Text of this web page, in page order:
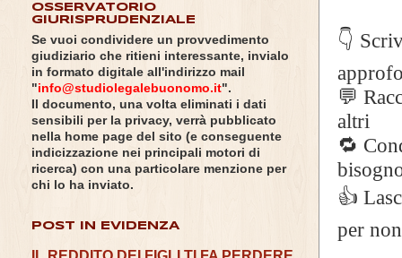
👇
💬
altri
🔁
👍
per
OSSERVATORIO
GIURISPRUDENZIALE
Se vuoi condividere un provvedimento
giudiziario che ritieni interessante, invialo
in formato digitale all'indirizzo mail
"info@studiolegalebuonomo.it".
Il documento, una volta eliminati i dati
sensibili per la privacy, verrà pubblicato
nella home page del sito (e conseguente
indicizzazione nei principali motori di
ricerca) con una particolare menzione per
chi lo ha inviato.
POST IN EVIDENZA